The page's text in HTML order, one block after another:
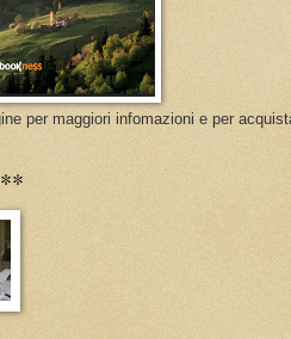
per maggiori infomazioni e per